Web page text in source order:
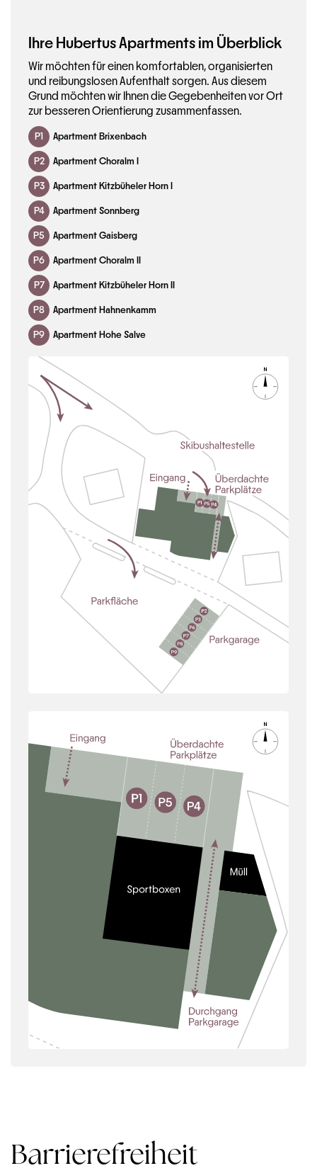
Ihre Hubertus Apartments im Überblick
Wir möchten für einen komfortablen, organisierten
und reibungslosen Aufenthalt sorgen. Aus diesem
Grund möchten wir Ihnen die Gegebenheiten vor Ort
zur besseren Orientierung zusammenfassen.
P1 Apartment Brixenbach
P2 Apartment Choralm I
P3 Apartment Kitzbüheler Horn I
P4 Apartment Sonnberg
P5 Apartment Gaisberg
P6 Apartment Choralm II
P7 Apartment Kitzbüheler Horn II
P8 Apartment Hahnenkamm
P9 Apartment Hohe Salve
Barrierefreiheit